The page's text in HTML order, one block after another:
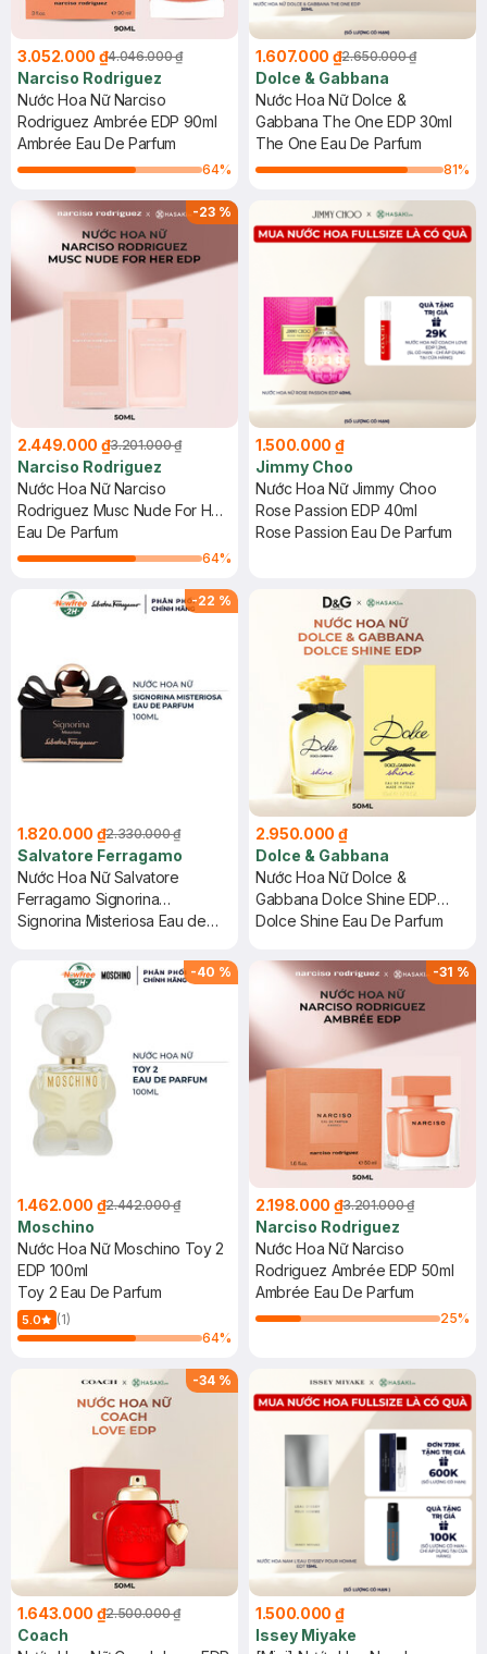
3.052.000 ₫4.046.000 ₫
Narciso Rodriguez
Nước Hoa Nữ Narciso
Rodriguez Ambrée EDP 90ml
Ambrée Eau De Parfum
64%
1.607.000 ₫2.650.000 ₫
Dolce & Gabbana
Nước Hoa Nữ Dolce &
Gabbana The One EDP 30ml
The One Eau De Parfum
81%
-23 %
2.449.000 ₫3.201.000 ₫
Narciso Rodriguez
Nước Hoa Nữ Narciso
Rodriguez Musc Nude For Her
EDP 50ml
Eau De Parfum
64%
1.500.000 ₫
Jimmy Choo
Nước Hoa Nữ Jimmy Choo
Rose Passion EDP 40ml
Rose Passion Eau De Parfum
-22 %
1.820.000 ₫2.330.000 ₫
Salvatore Ferragamo
Nước Hoa Nữ Salvatore
Ferragamo Signorina
Misteriosa EDP 100ml
Signorina Misteriosa Eau de
2.950.000 ₫
Dolce & Gabbana
Nước Hoa Nữ Dolce &
Gabbana Dolce Shine EDP
50ml
Dolce Shine Eau De Parfum
-40 %
1.462.000 ₫2.442.000 ₫
Moschino
Nước Hoa Nữ Moschino Toy 2
EDP 100ml
Toy 2 Eau De Parfum
5.0
(1)
64%
-31 %
2.198.000 ₫3.201.000 ₫
Narciso Rodriguez
Nước Hoa Nữ Narciso
Rodriguez Ambrée EDP 50ml
Ambrée Eau De Parfum
25%
-34 %
1.643.000 ₫2.500.000 ₫
Coach
1.500.000 ₫
Issey Miyake